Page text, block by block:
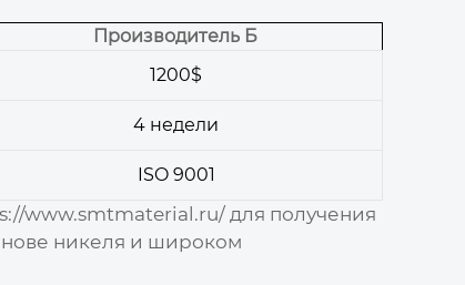
Производитель Б
1200$
4 недели
ISO 9001
www.smtmaterial.ru/для получения
никеля и широком